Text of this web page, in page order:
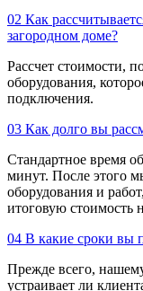
02 Как
загородном доме?
Рассчет стоимости,
оборудования,
подключения.
03 Как долго вы
Стандартное время
минут. После этого
оборудования и
итоговую стоимость
04 В какие сроки вы
Прежде всего,
устраивает ли